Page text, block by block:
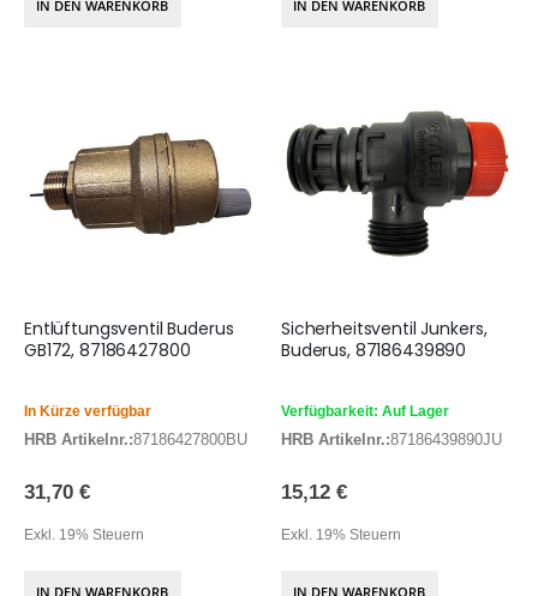
IN DEN WARENKORB IN DEN WARENKORB
Entlüftungsventil Buderus
GB172, 87186427800
In Kürze verfügbar
HRB Artikelnr.:87186427800BU
31,70 €
Exkl. 19% Steuern
IN DEN WARENKORB
Sicherheitsventil Junkers,
Buderus, 87186439890
Verfügbarkeit: Auf Lager
HRB Artikelnr.:87186439890JU
15,12 €
Exkl. 19% Steuern
IN DEN WARENKORB